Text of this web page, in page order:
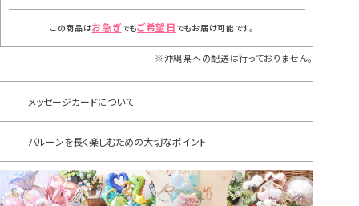
この商品はお急ぎでもご希望日 でもお届け可能です。
※沖縄県への配送は行っておりません。
メッセージカードについて
バルーンを長く楽しむための大切なポイント